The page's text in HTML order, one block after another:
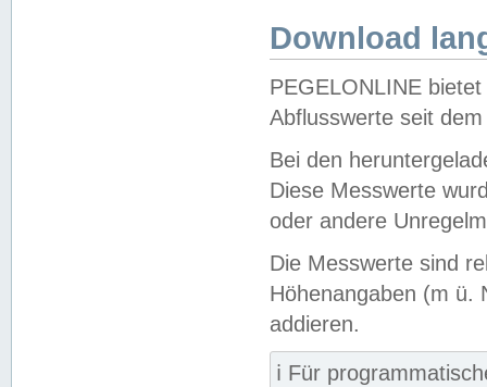
Download
PEGELONLINE
Abflusswerte seit
Bei den
Diese Messwerte
oder andere
Die Messwerte sind
Höhenangaben (m ü.
addieren.
ℹ️ Für